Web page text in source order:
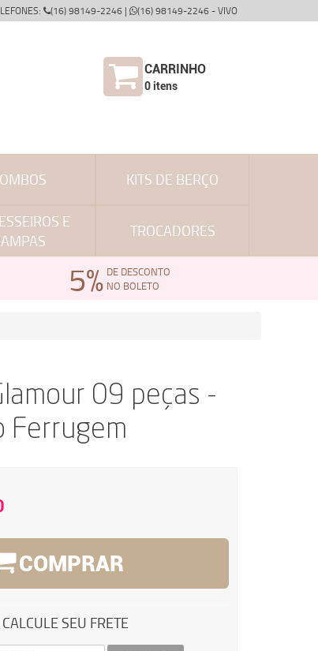
(16) 98149-2246 | (16) 98149-2246 - VIVO
CARRINHO
0itens
KITS DE BERÇO
E
TROCADORES
5% DE DESCONTO
NO BOLETO
09 peças -
Ferrugem
COMPRAR
CALCULE SEU FRETE